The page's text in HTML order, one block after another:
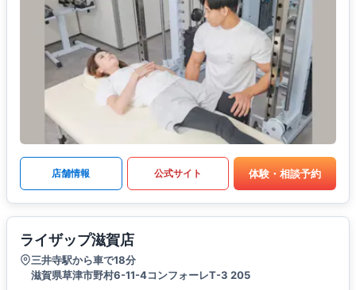
店舗情報 公式サイト 体験・相談予約
ライザップ滋賀店
三井寺駅から車で18分
滋賀県草津市野村6-11-4コンフォーレT-3 205